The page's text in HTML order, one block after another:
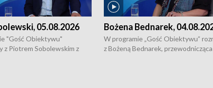
05.08.2026
"Gość Obiektywu"
z Piotrem Sobolewskim z
Bożena Bednarek,
W programie „Gość Obiektywu”
z Bożeną Bednarek, przewodnicząca